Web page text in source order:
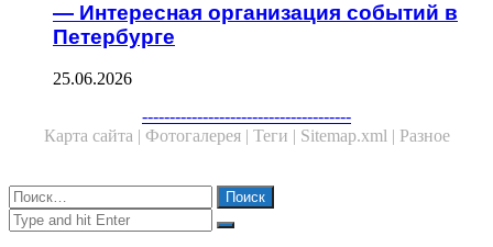
— Интересная организация событий в
Петербурге
25.06.2026
--------------------------------------
Карта сайта | Фотогалерея | Теги | Sitemap.xml | Разное
Close
Найти:
Close
Search